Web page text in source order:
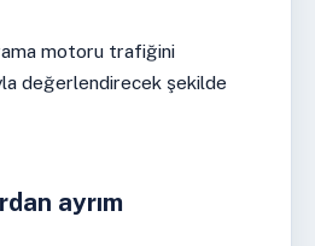
motoru trafiğini
değerlendirecek şekilde
ayrım